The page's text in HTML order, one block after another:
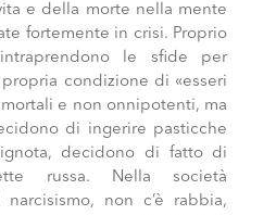
e della morte nella mente
fortemente in crisi. Proprio
le sfide per
condizione di «esseri
e non onnipotenti, ma
di ingerire pasticche
decidono di fatto di
russa. Nella società
non c’è rabbia,